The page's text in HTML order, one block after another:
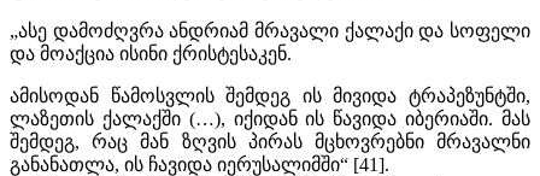
„ასე დამოძღვრა ანდრიამ მრავალი ქალაქი და სოფელი
და მოაქცია ისინი ქრისტესაკენ.
ამისოდან წამოსვლის შემდეგ ის მივიდა ტრაპეზუნტში,
ლაზეთის ქალაქში (…), იქიდან ის წავიდა იბერიაში. მას
შემდეგ, რაც მან ზღვის პირას მცხოვრებნი მრავალნი
განანათლა, ის ჩავიდა იერუსალიმში“ [41].